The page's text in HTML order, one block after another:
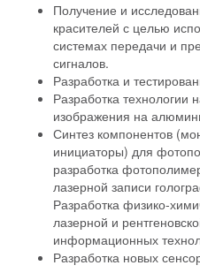
Получение и
красителей с целью
системах передачи и
сигналов.
Разработка и
Разработка технологии
изображения на
Синтез компонентов
инициаторы) для
разработка
лазерной записи
Разработка физико-
лазерной и
информационных
Разработка новых